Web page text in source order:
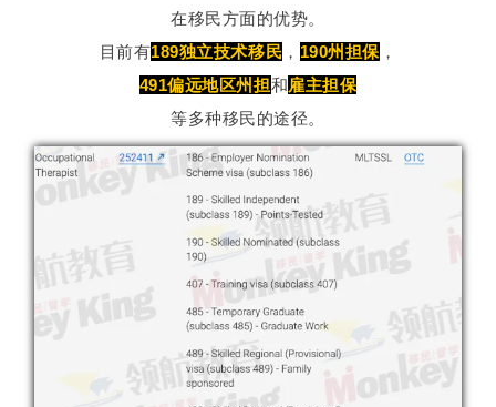
在移民方面的优势。
目前有189独立技术移民 ， 190州担保 ，
491偏远地区州担和雇主担保
等多种移民的途径。